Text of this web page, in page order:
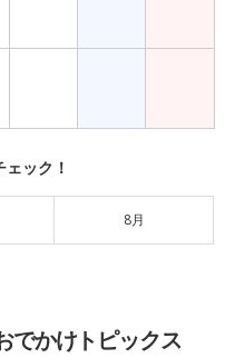
ック！
8月
でかけトピックス